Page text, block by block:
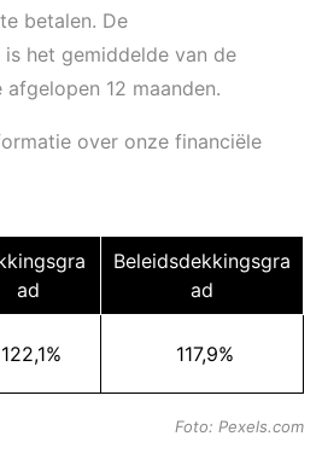
betalen. De
het gemiddelde van de
12 maanden.
over onze financiële
ad
Beleidsdekkingsgra
ad
122,1% 117,9%
Foto: Pexels.com